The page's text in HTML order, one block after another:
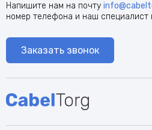
Напишите нам на почту
номер телефона и наш специалист
Заказать звонок